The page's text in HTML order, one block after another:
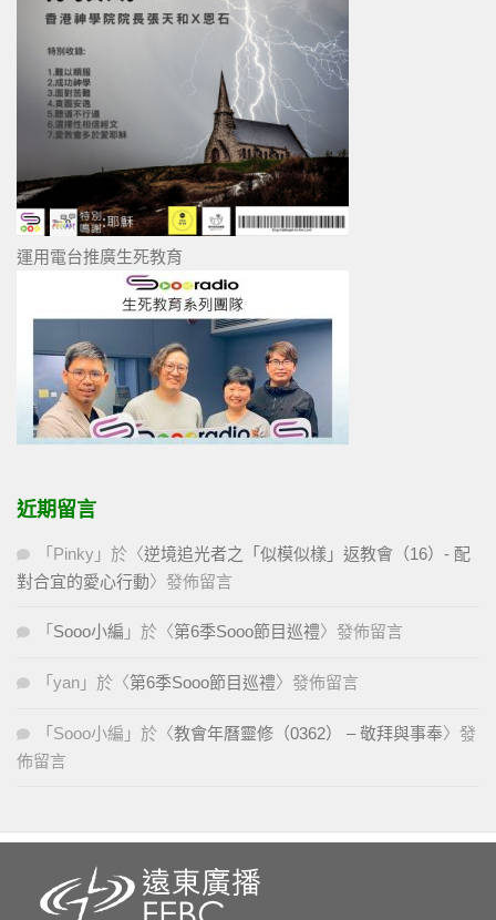
運用電台推廣生死教育
近期留言
「 Pinky 」於〈逆境追光者之「似模似樣」返教會（16）- 配
對合宜的愛心行動〉發佈留言
「 Sooo小編 」於〈第6季Sooo節目巡禮〉發佈留言
「 yan 」於〈第6季Sooo節目巡禮〉發佈留言
「 Sooo小編 」於〈教會年曆靈修（0362） – 敬拜與事奉〉發
佈留言